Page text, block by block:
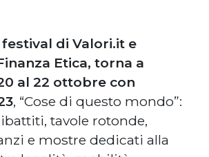
di Valori.it e
Etica, torna a
al 22 ottobre con
, “Cose di questo mondo”:
tavole rotonde,
e mostre dedicati alla